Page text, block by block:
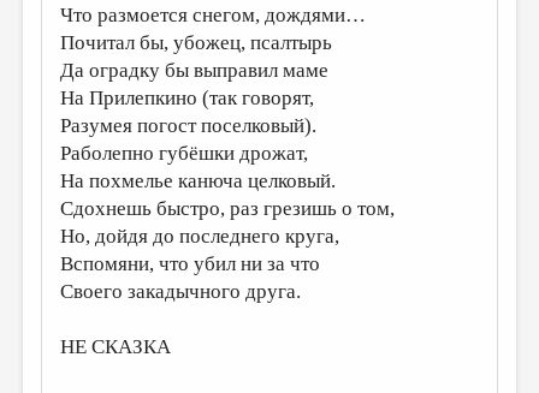
Что размоется снегом, дождями…
Почитал бы, убожец, псалтырь
Да оградку бы выправил маме
На Прилепкино (так говорят,
Разумея погост поселковый).
Раболепно губёшки дрожат,
На похмелье канюча целковый.
Сдохнешь быстро, раз грезишь о том,
Но, дойдя до последнего круга,
Вспомяни, что убил ни за что
Своего закадычного друга.
НЕ СКАЗКА